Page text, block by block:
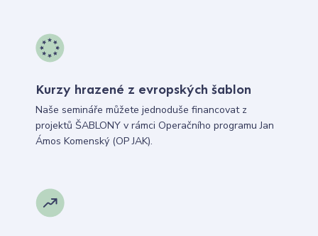
Kurzy hrazené z evropských šablon
Naše semináře můžete jednoduše financovat z
projektů ŠABLONY v rámci Operačního programu Jan
Ámos Komenský (OP JAK).